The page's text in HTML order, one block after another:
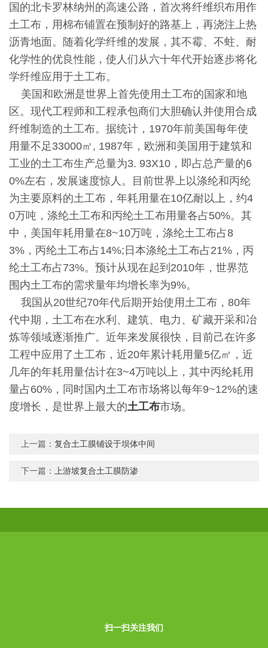
国的北卡罗林纳州的高速公路，首次将纤维织布用作
土工布，用棉布铺置在预制好的路基上，再浇注上热
沥青地面。随着化学纤维的发展，其不霉、不蛀、耐
化学性的优良性能，使人们从六十年代开始逐步将化
学纤维应用于土工布。
美国和欧洲是世界上首先使用土工布的国家和地
区。现代工程师和工程承包商们大胆确认并使用合成
纤维制造的土工布。据统计，1970年前美国每年使
用量不足33000㎡, 1987年，欧洲和美国用于建筑和
工业的土工布生产总量为3. 93X10，即占总产量的6
0%左右，发展速度惊人。目前世界上以涤纶和丙纶
为主要原料的土工布，年耗用量在10亿耐以上，约4
0万吨，涤纶土工布和丙纶土工布用量各占50%。其
中，美国年耗用量在8~10万吨，涤纶土工布占8
3%，丙纶土工布占14%;日本涤纶土工布占21%，丙
纶土工布占73%。预计从现在起到2010年，世界范
围内土工布的需求量年均增长率为9%。
我国从20世纪70年代后期开始使用土工布，80年
代中期，土工布在水利、建筑、电力、矿藏开采和冶
炼等领域逐渐推广。近年来发展很快，目前己在许多
工程中应用了土工布，近20年累计耗用量5亿㎡，近
几年的年耗用量估计在3~4万吨以上，其中丙纶耗用
量占60%，同时国内土工布市场将以每年9~12%的速
度增长，是世界上最大的土工布市场。
上一篇：复合土工膜铺设于坝体中间
下一篇： 上游坡复合土工膜防渗
扫一扫关注我们